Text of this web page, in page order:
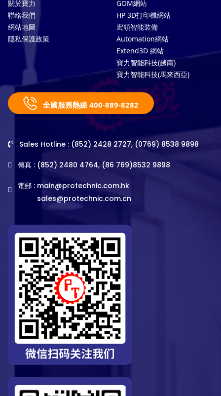
關於寶力
聯絡我們
網站地圖
隱私保護政策
GOM網站
HP 3D打印機網站
宏領智能裝備
Automation網站
Extend3D 網站
寶力智能科技(越南)
寶力智能科技(馬來西亞)
全國服務熱線 400-889-8282
Sales Hotline : (852) 2428 2727, (0769) 8538 9898
傳真 : (852) 2480 4764, (86 769)8532 9898
電郵 : main@protechnic.com.hk
sales@protechnic.com.cn